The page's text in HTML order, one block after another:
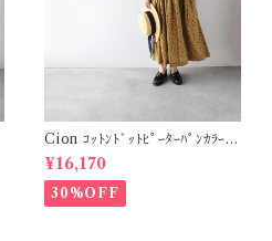
Cion ｺｯﾄﾝﾄﾞｯﾄﾋﾟｰﾀｰﾊﾟﾝｶﾗｰﾜﾝ
ﾋﾟｰｽ (ｵﾘｰﾌﾞﾌﾞﾗｳﾝ) 19-2525
9
¥16,170
30%OFF